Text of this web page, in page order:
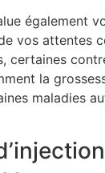
également
vos attentes
certaines
la
maladies